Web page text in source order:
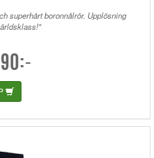
superhårt boronnålrör. Upplösning